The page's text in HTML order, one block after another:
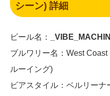
シーン)詳細
ビール名：
ブルワリー名：West
ルーイング)
ビアスタイル：ベルリーナ